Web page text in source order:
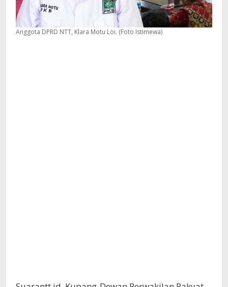
Anggota DPRD NTT, Klara Motu Loi. (Foto Istimewa)